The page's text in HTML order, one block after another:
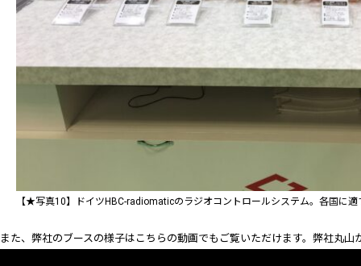
【★写真10】ドイツHBC-radiomaticのラジオコントロールシステム。各国に
また、弊社のブースの様子はこちらの動画でもご覧いただけます。弊社丸